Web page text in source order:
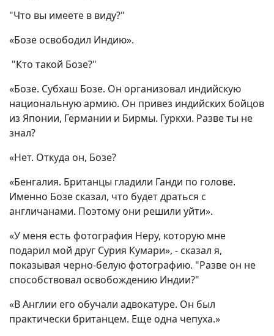
"Что вы имеете в виду?"
«Бозе освободил Индию».
"Кто такой Бозе?"
«Бозе. Субхаш Бозе. Он организовал индийскую
национальную армию. Он привез индийских бойцов
из Японии, Германии и Бирмы. Гуркхи. Разве ты не
знал?
«Нет. Откуда он, Бозе?
«Бенгалия. Британцы гладили Ганди по голове.
Именно Бозе сказал, что будет драться с
англичанами. Поэтому они решили уйти».
«У меня есть фотография Неру, которую мне
подарил мой друг Сурия Кумари», - сказал я,
показывая черно-белую фотографию. "Разве он не
способствовал освобождению Индии?"
«В Англии его обучали адвокатуре. Он был
практически британцем. Еще одна чепуха.»